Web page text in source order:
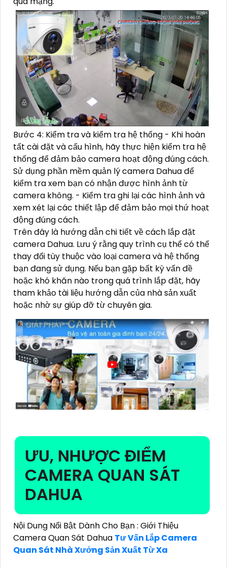
Bước 4: Kiểm tra và kiểm tra hệ thống - Khi hoàn
tất cài đặt và cấu hình, hãy thực hiện kiểm tra hệ
thống để đảm bảo camera hoạt động đúng cách.
Sử dụng phần mềm quản lý camera Dahua để
kiểm tra xem bạn có nhận được hình ảnh từ
camera không. - Kiểm tra ghi lại các hình ảnh và
xem xét lại các thiết lập để đảm bảo mọi thứ hoạt
động đúng cách.
Trên đây là hướng dẫn chi tiết về cách lắp đặt
camera Dahua. Lưu ý rằng quy trình cụ thể có thể
thay đổi tùy thuộc vào loại camera và hệ thống
bạn đang sử dụng. Nếu bạn gặp bất kỳ vấn đề
hoặc khó khăn nào trong quá trình lắp đặt, hãy
tham khảo tài liệu hướng dẫn của nhà sản xuất
hoặc nhờ sự giúp đỡ từ chuyên gia.
ƯU, NHƯỢC ĐIỂM
CAMERA QUAN SÁT
DAHUA
Nội Dung Nổi Bật Dành Cho Bạn : Giới Thiệu
Camera Quan Sát Dahua Tư Vấn Lắp Camera
Quan Sát Nhà Xưởng Sản Xuất Từ Xa